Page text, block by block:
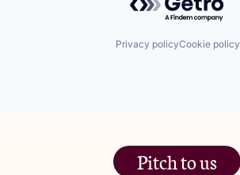
Privacy policyCookie policy
Pitch to us